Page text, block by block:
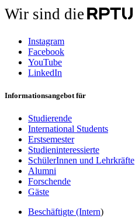
Wir sind die
Instagram
Facebook
YouTube
LinkedIn
Informationsangebot für
Studierende
International Students
Erstsemester
Studieninteressierte
SchülerInnen und Lehrkräfte
Alumni
Forschende
Gäste
Beschäftigte (Intern)